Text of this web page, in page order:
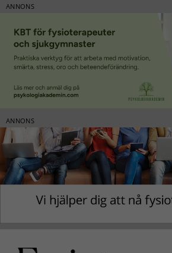
ANNONS
ANNONS